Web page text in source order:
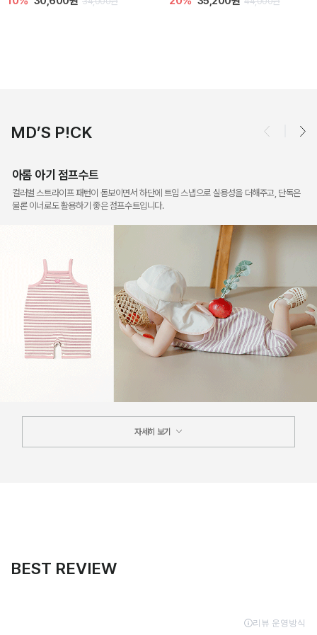
MD’S P!CK
아롬 아기 점프수트
컬러별 스트라이프 패턴이 돋보이면서 하단에 트임 스냅으로 실용성을 더해주고, 단독은
물론 이너로도 활용하기 좋은 점프수트입니다.
자세히 보기
BEST REVIEW